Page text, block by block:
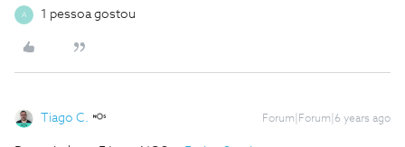
A 1 pessoa gostou
Tiago C. Forum|Forum|6 years ago